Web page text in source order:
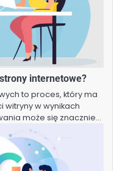
internetowe?
to proces, który ma
witryny w wynikach
może się znacznie…